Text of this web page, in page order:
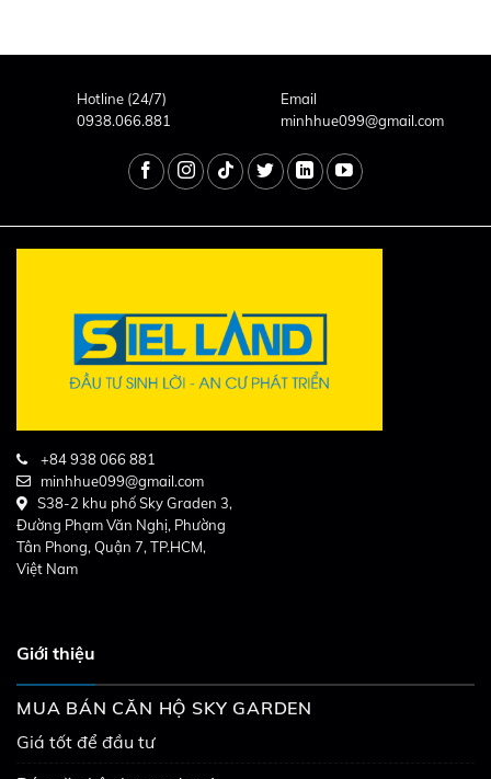
Hotline (24/7)
0938.066.881
Email
minhhue099@gmail.com
+84 938 066 881
minhhue099@gmail.com
S38-2 khu phố Sky Graden 3,
Đường Phạm Văn Nghị, Phường
Tân Phong, Quận 7, TP.HCM,
Việt Nam
Giới thiệu
MUA BÁN CĂN HỘ SKY GARDEN
Giá tốt để đầu tư